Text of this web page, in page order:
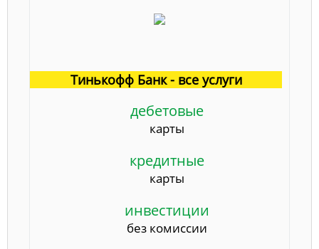
Тинькофф Банк - все услуги
дебетовые
карты
кредитные
карты
инвестиции
без комиссии